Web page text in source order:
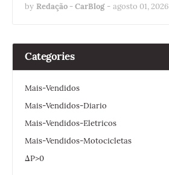
by Redação - CarBlog - agosto 01, 2026
Categories
Mais-Vendidos
Mais-Vendidos-Diario
Mais-Vendidos-Eletricos
Mais-Vendidos-Motocicletas
ΔP>0